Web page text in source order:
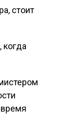
стоит
когда